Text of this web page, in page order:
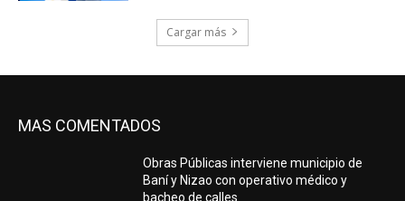
Cargar más
MAS COMENTADOS
Obras Públicas interviene municipio de
Baní y Nizao con operativo médico y
bacheo de calles